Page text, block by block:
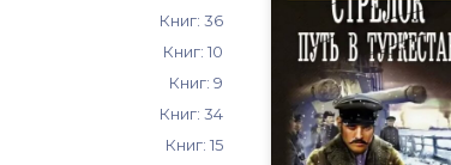
Книг: 36
Книг: 10
Книг: 9
Книг: 34
Книг: 15